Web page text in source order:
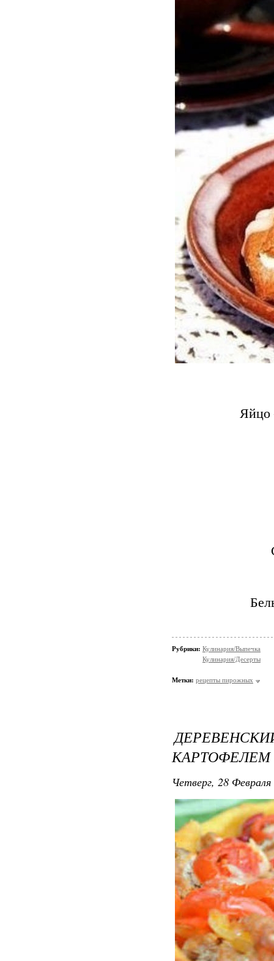
Яйцо
Рубрики: Кулинария/Выпечка
Кулинария/Десерты
Метки: рецепты пирожных
КАРТОФЕЛЕМ
Четверг, 28